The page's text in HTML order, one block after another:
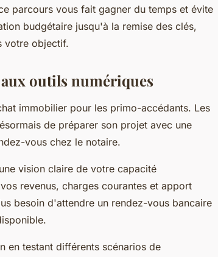
parcours vous fait gagner du temps et évite
budgétaire jusqu'à la remise des clés,
votre objectif.
outils numériques
immobilier pour les primo-accédants. Les
de préparer son projet avec une
vous chez le notaire.
vision claire de votre capacité
revenus, charges courantes et apport
besoin d'attendre un rendez-vous bancaire
en testant différents scénarios de